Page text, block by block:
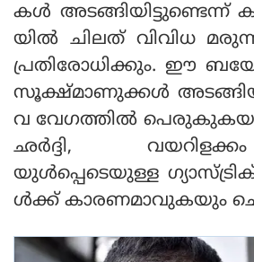
കള്‍ അടങ്ങിയിട്ടുണ്ടെന്ന്
യില്‍ ചിലത് വിവിധ
പ്രതിരോധിക്കും. ഈ
സൂക്ഷ്മാണുക്കള്‍
വ വേഗത്തില്‍
ഛര്‍ദ്ദി,
യുള്‍പ്പെടെയുള്ള
ള്‍ക്ക് കാരണമാവുകയും